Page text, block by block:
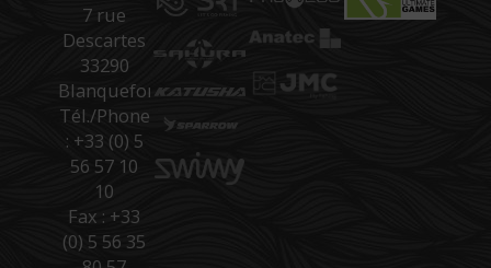
7 rue
Descartes
33290
Blanquefort
Tél./Phone
: +33 (0) 5
56 57 10
10
Fax : +33
(0) 5 56 35